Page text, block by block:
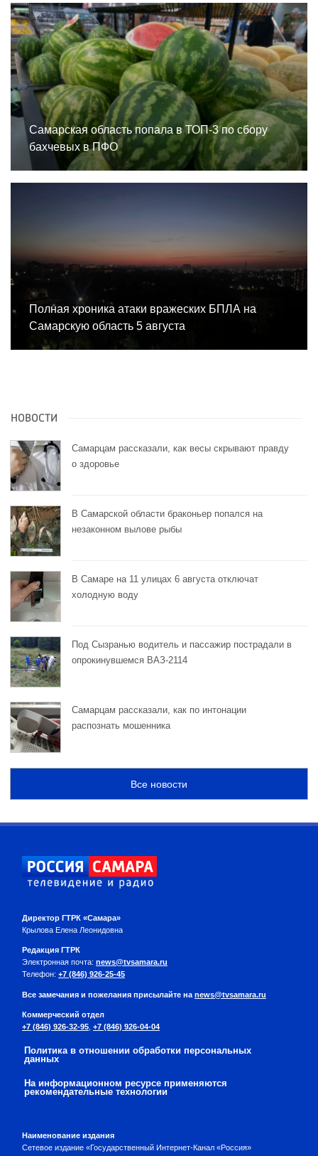
Самарская область попала в ТОП-3 по сбору
бахчевых в ПФО
Полная хроника атаки вражеских БПЛА на
Самарскую область 5 августа
НОВОСТИ
Самарцам рассказали, как весы скрывают правду
о здоровье
В Самарской области браконьер попался на
незаконном вылове рыбы
В Самаре на 11 улицах 6 августа отключат
холодную воду
Под Сызранью водитель и пассажир пострадали в
опрокинувшемся ВАЗ-2114
Самарцам рассказали, как по интонации
распознать мошенника
Все новости
Директор ГТРК «Самара»
Крылова Елена Леонидовна
Редакция ГТРК
Электронная почта: news@tvsamara.ru
Телефон: +7 (846) 926-25-45
Все замечания и пожелания присылайте на news@tvsamara.ru
Коммерческий отдел
+7 (846) 926-32-95 +7 (846) 926-04-04
Политика в отношении обработки персональных
данных
На информационном ресурсе применяются
рекомендательные технологии
Наименование издания
Сетевое издание «Государственный Интернет-Канал «Россия»